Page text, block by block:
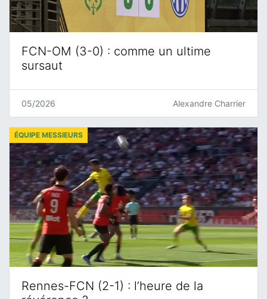
FCN-OM (3-0) : comme un ultime
sursaut
05/2026 Alexandre Charrier
Rennes-FCN (2-1) : l’heure de la
ÉQUIPE MESSIEURS